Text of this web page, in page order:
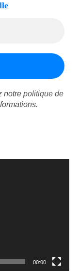
notre politique de
00:00